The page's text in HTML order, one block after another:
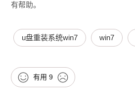
有帮助。
u盘重装系统win7 win7
有用 9